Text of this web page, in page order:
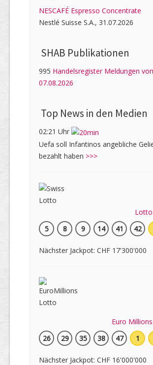
NESCAFÉ Espresso Concentrate
Nestlé Suisse S.A., 31.07.2026
SHAB Publi­kati­onen
995 Handelsregister Meldungen
07.08.2026
Top News in den Medien
02:21 Uhr
Uefa soll Infantinos angebliche
bezahlt haben >>>
5
8 9 14 41 42
Nächster Jackpot: CHF 17'300'000
Euro
26
29 35 38 47 1
Nächster Jackpot: CHF 16'000'000